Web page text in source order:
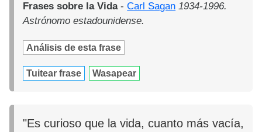
Frases sobre la Vida-Carl Sagan 1934-1996.
Astrónomo estadounidense.
Análisis de esta frase
Tuitear frase Wasapear
"Es curioso que la vida, cuanto más vacía,